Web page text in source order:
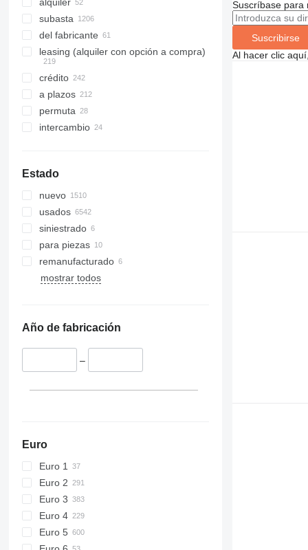
alquiler
subasta
del fabricante
leasing (alquiler con opción a compra)
crédito
a plazos
permuta
intercambio
Estado
nuevo
usados
siniestrado
para piezas
remanufacturado
mostrar todos
Año de fabricación
–
Euro
Euro 1
Euro 2
Euro 3
Euro 4
Euro 5
Suscríbase para
Suscribirse
Al hacer clic